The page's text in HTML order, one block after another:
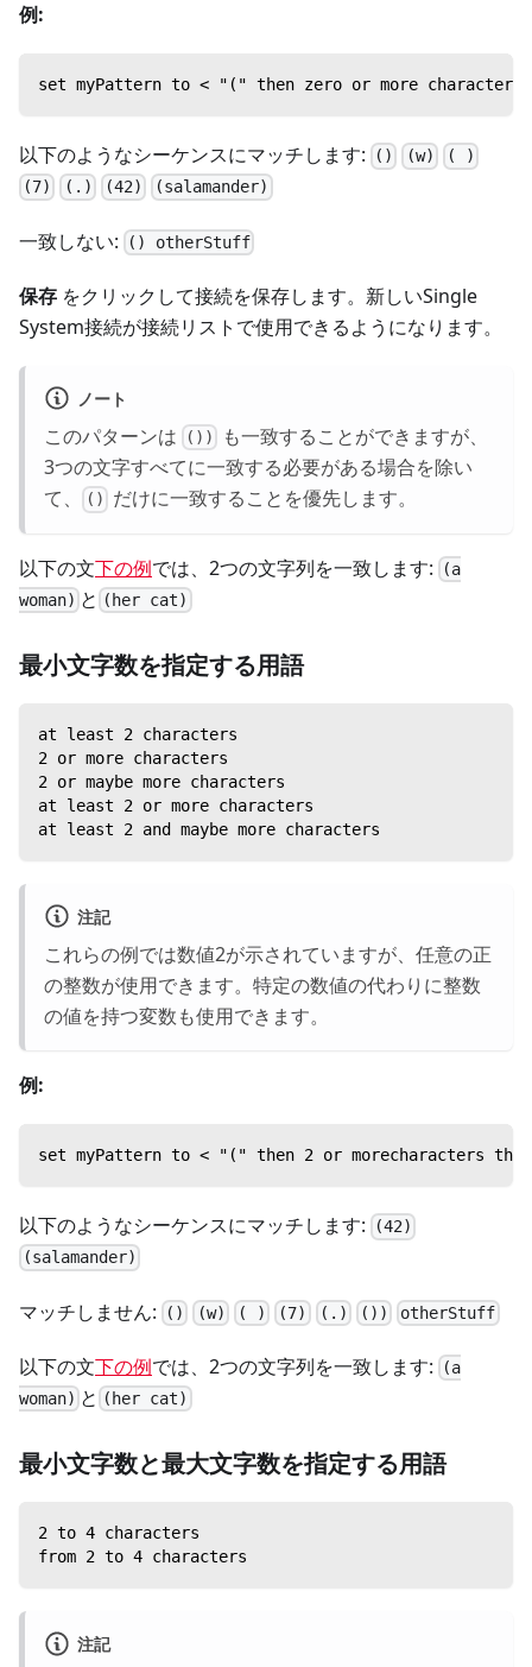
例:
set myPattern to < "(" then zero or more
以下のようなシーケンスにマッチします: () (w)
( )
(7)
(.) (42) (salamander)
一致しない: () otherStuff
保存 をクリックして接続を保存します。新しいSingle
System接続が接続リストで使用できるようになります。
ノート
このパターンは ())
も一致することができますが、
3つの文字すべてに一致する必要がある場合を除い
て、
() だけに一致することを優先します。
以下の文下の例では、2つの文字列を一致します:
(a
woman) と (her cat)
最小文字数を指定する用語
at least 2 characters
2 or more characters
2 or maybe more characters
at least 2 or more characters
at least 2 and maybe more characters
注記
これらの例では数値2が示されていますが、任意の正
の整数が使用できます。特定の数値の代わりに整数
の値を持つ変数も使用できます。
例:
set myPattern to < "(" then 2 or morecharacters
以下のようなシーケンスにマッチします:
(42)
(salamander)
マッチしません: () (w) ( ) (7) (.) ()) otherStuff
以下の文下の例では、2つの文字列を一致します:
(a
woman) と (her cat)
最小文字数と最大文字数を指定する用語
2 to 4 characters
from 2 to 4 characters
注記